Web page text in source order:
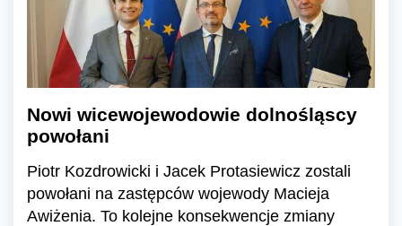
Nowi wicewojewodowie dolnośląscy
powołani
Piotr Kozdrowicki i Jacek Protasiewicz zostali
powołani na zastępców wojewody Macieja
Awiżenia. To kolejne konsekwencje zmiany